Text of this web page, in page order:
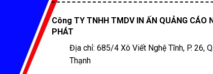
Công TY TNHH TMDV IN ẤN QUẢNG CÁO
PHÁT
Địa chỉ: 685/4 Xô Viết Nghệ Tĩnh, P. 26,
Thạnh